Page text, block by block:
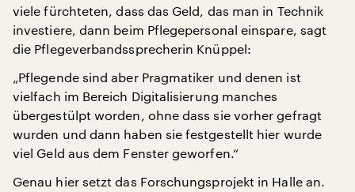
viele fürchteten, dass das Geld, das man in Technik
investiere, dann beim Pflegepersonal einspare, sagt
die Pflegeverbandssprecherin Knüppel:
„Pflegende sind aber Pragmatiker und denen ist
vielfach im Bereich Digitalisierung manches
übergestülpt worden, ohne dass sie vorher gefragt
wurden und dann haben sie festgestellt hier wurde
viel Geld aus dem Fenster geworfen.“
Genau hier setzt das Forschungsprojekt in Halle an.